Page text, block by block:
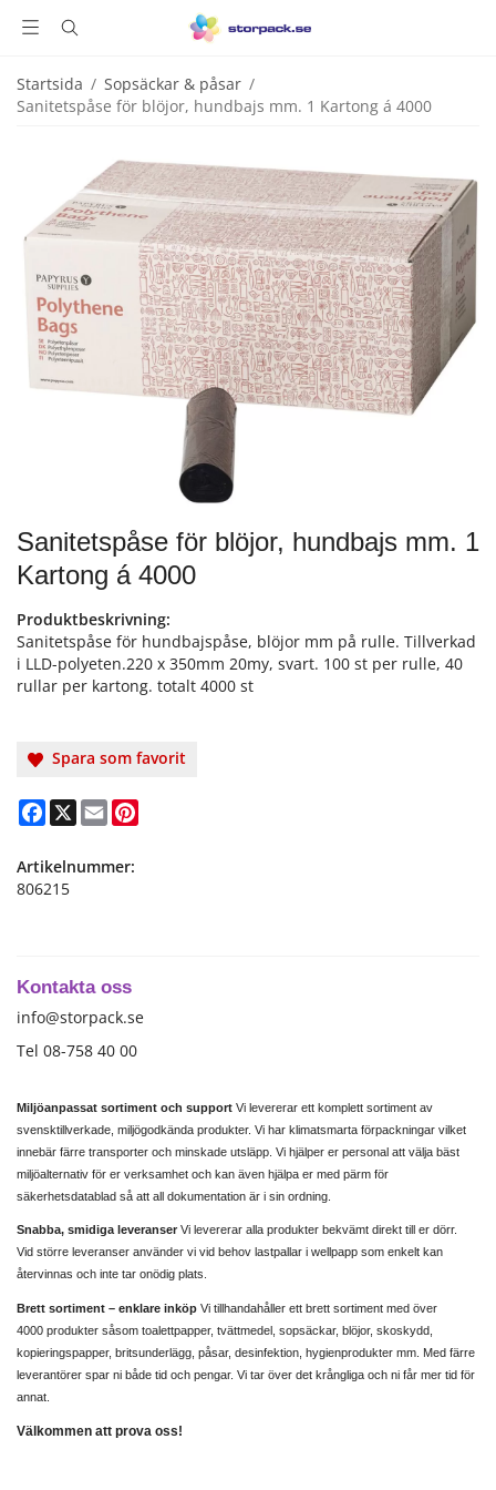
Startsida / Sopsäckar & påsar /
Sanitetspåse för blöjor, hundbajs mm. 1 Kartong á 4000
Sanitetspåse för blöjor, hundbajs mm. 1
Kartong á 4000
Produktbeskrivning:
Sanitetspåse för hundbajspåse, blöjor mm på rulle. Tillverkad
i LLD-polyeten.220 x 350mm 20my, svart. 100 st per rulle, 40
rullar per kartong. totalt 4000 st
Spara som favorit
Facebook
X Email
Artikelnummer:
806215
Kontakta oss
info@storpack.se
Tel 08-758 40 00
Miljöanpassat sortiment och support Vi levererar ett komplett sortiment av
svensktillverkade, miljögodkända produkter. Vi har klimatsmarta förpackningar vilket
innebär färre transporter och minskade utsläpp. Vi hjälper er personal att välja bäst
miljöalternativ för er verksamhet och kan även hjälpa er med pärm för
säkerhetsdatablad så att all dokumentation är i sin ordning.
Snabba, smidiga leveranser Vi levererar alla produkter bekvämt direkt till er dörr.
Vid större leveranser använder vi vid behov lastpallar i wellpapp som enkelt kan
återvinnas och inte tar onödig plats.
Brett sortiment – enklare inköp Vi tillhandahåller ett brett sortiment med över
4000 produkter såsom toalettpapper, tvättmedel, sopsäckar, blöjor, skoskydd,
kopieringspapper, britsunderlägg, påsar, desinfektion, hygienprodukter mm. Med färre
leverantörer spar ni både tid och pengar. Vi tar över det krångliga och ni får mer tid för
annat.
Välkommen att prova oss!